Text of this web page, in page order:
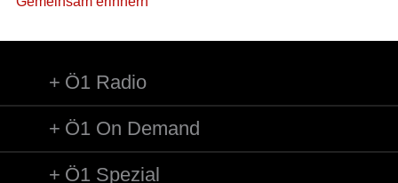
Ö1 Radio
Ö1 On Demand
Ö1 Spezial